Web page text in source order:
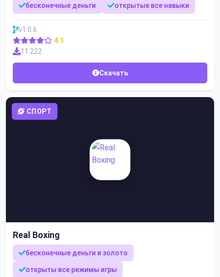
бесконечные деньги открытые все навыки
v1.0.6
4.1
11 222
Скачать
СПОРТ
Real Boxing
бесконечные деньги и золото
открыты все режимы игры